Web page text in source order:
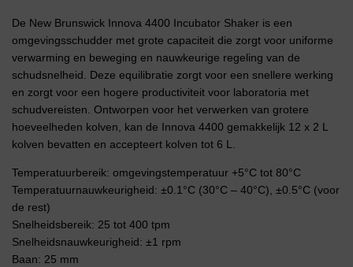
De New Brunswick Innova 4400 Incubator Shaker is een
omgevingsschudder met grote capaciteit die zorgt voor uniforme
verwarming en beweging en nauwkeurige regeling van de
schudsnelheid. Deze equilibratie zorgt voor een snellere werking
en zorgt voor een hogere productiviteit voor laboratoria met
schudvereisten. Ontworpen voor het verwerken van grotere
hoeveelheden kolven, kan de Innova 4400 gemakkelijk 12 x 2 L
kolven bevatten en accepteert kolven tot 6 L.
Temperatuurbereik: omgevingstemperatuur +5°C tot 80°C
Temperatuurnauwkeurigheid: ±0.1°C (30°C – 40°C), ±0.5°C (voor
de rest)
Snelheidsbereik: 25 tot 400 tpm
Snelheidsnauwkeurigheid: ±1 rpm
Baan: 25 mm